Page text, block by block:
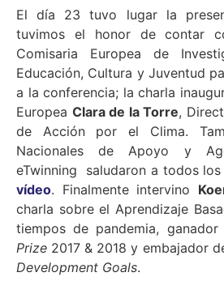
El día 23 tuvo lugar la
tuvimos el honor de contar
Comisaria Europea de
Educación, Cultura y Juventud
a la conferencia; la charla
Europea Clara de la Torre,
de Acción por el Clima.
Nacionales de Apoyo y
eTwinning saludaron a todos
vídeo. Finalmente intervino
charla sobre el Aprendizaje
tiempos de pandemia, ganador
Prize 2017 & 2018 y embajador
Development Goals.